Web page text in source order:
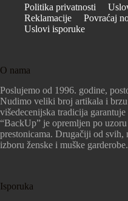
Politika privatnosti
Reklamacije
Povraćaj
Uslovi isporuke
O nama
Poslujemo od 1996. godine,
Nudimo veliki broj artikala i brzu
višedecenijska tradicija
“BackUp” je opremljen po
prestonicama. Drugačiji od svih,
izboru ženske i muške garderobe.
Isporuka